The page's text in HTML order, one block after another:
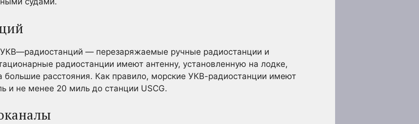
— перезаряжаемые ручные радиостанции и
радиостанции имеют антенну, установленную на лодке,
большие расстояния. Как правило, морские УКВ-радиостанции имеют
и не менее 20 миль до станции USCG.